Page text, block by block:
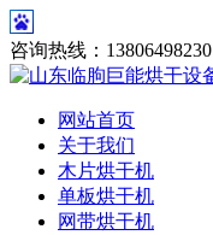
咨询热线：13806498230
网站首页
关于我们
木片烘干机
单板烘干机
网带烘干机